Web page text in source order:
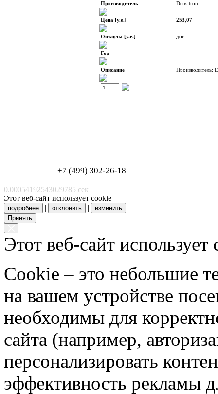
Производитель Densitron
Цена [у.е.] 253,07
Опт.цена [у.е.] дог
Год -
Описание Производитель:
+7 (499) 302-26-18
0.00054192543029785 сек
Этот веб-сайт использует cookie
подробнее | отклонить |
изменить
Принять
Этот веб-сайт использует
Cookie – это небольшие
на вашем устройстве
необходимы для
сайта (например,
персонализировать
эффективность рекламы